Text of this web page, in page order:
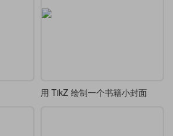
用 TikZ 绘制一个书籍小封面